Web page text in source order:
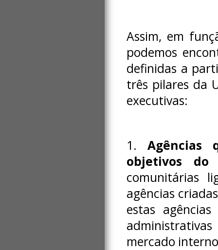
Assim, em
podemos
definidas a
três pilares da
executivas:
1.Agências
objetivos do
comunitárias
agências
estas
mercado